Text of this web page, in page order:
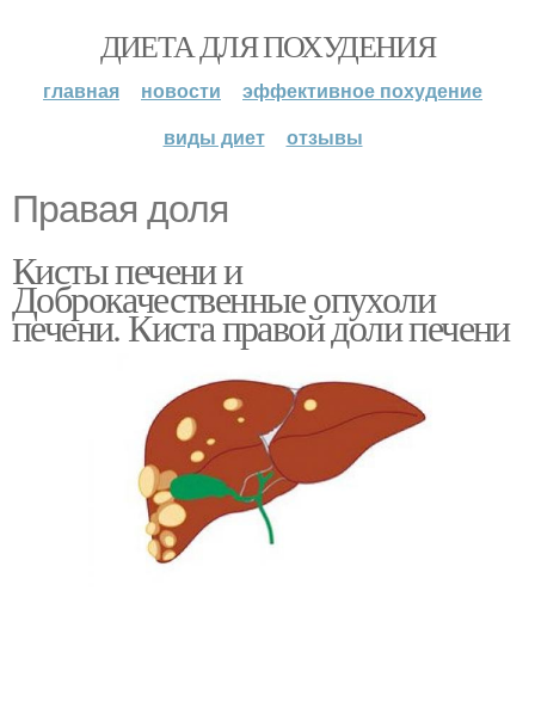
ДИЕТА ДЛЯ ПОХУДЕНИЯ
главная новости
эффективное похудение
виды диет
отзывы
Правая доля
Кисты печени и
Доброкачественные опухоли
печени. Киста правой доли печени